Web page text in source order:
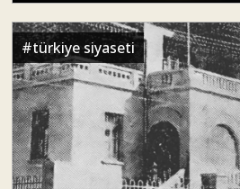
#türkiye siyaseti